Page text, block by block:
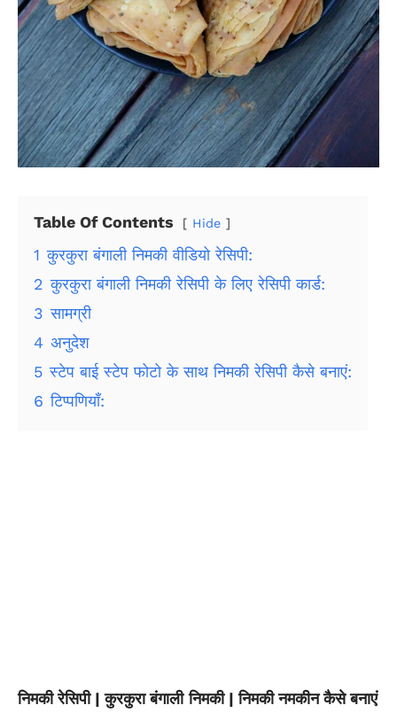
Table Of Contents Hide
1 कुरकुरा बंगाली निमकी वीडियो रेसिपी:
2 कुरकुरा बंगाली निमकी रेसिपी के लिए रेसिपी कार्ड:
3 सामग्री
4 अनुदेश
5 स्टेप बाई स्टेप फोटो के साथ निमकी रेसिपी कैसे बनाएं:
6 टिप्पणियाँ:
निमकी रेसिपी | कुरकुराबंगाली निमकी | निमकी नमकीन कैसे बनाएं